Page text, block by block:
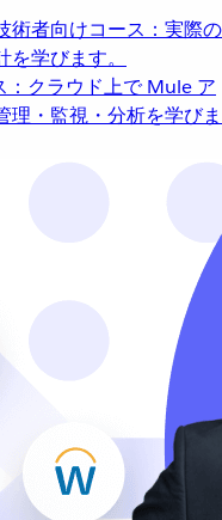
術者向けコース：実際の
学びます。
：クラウド上で Mule ア
理・監視・分析を学びま